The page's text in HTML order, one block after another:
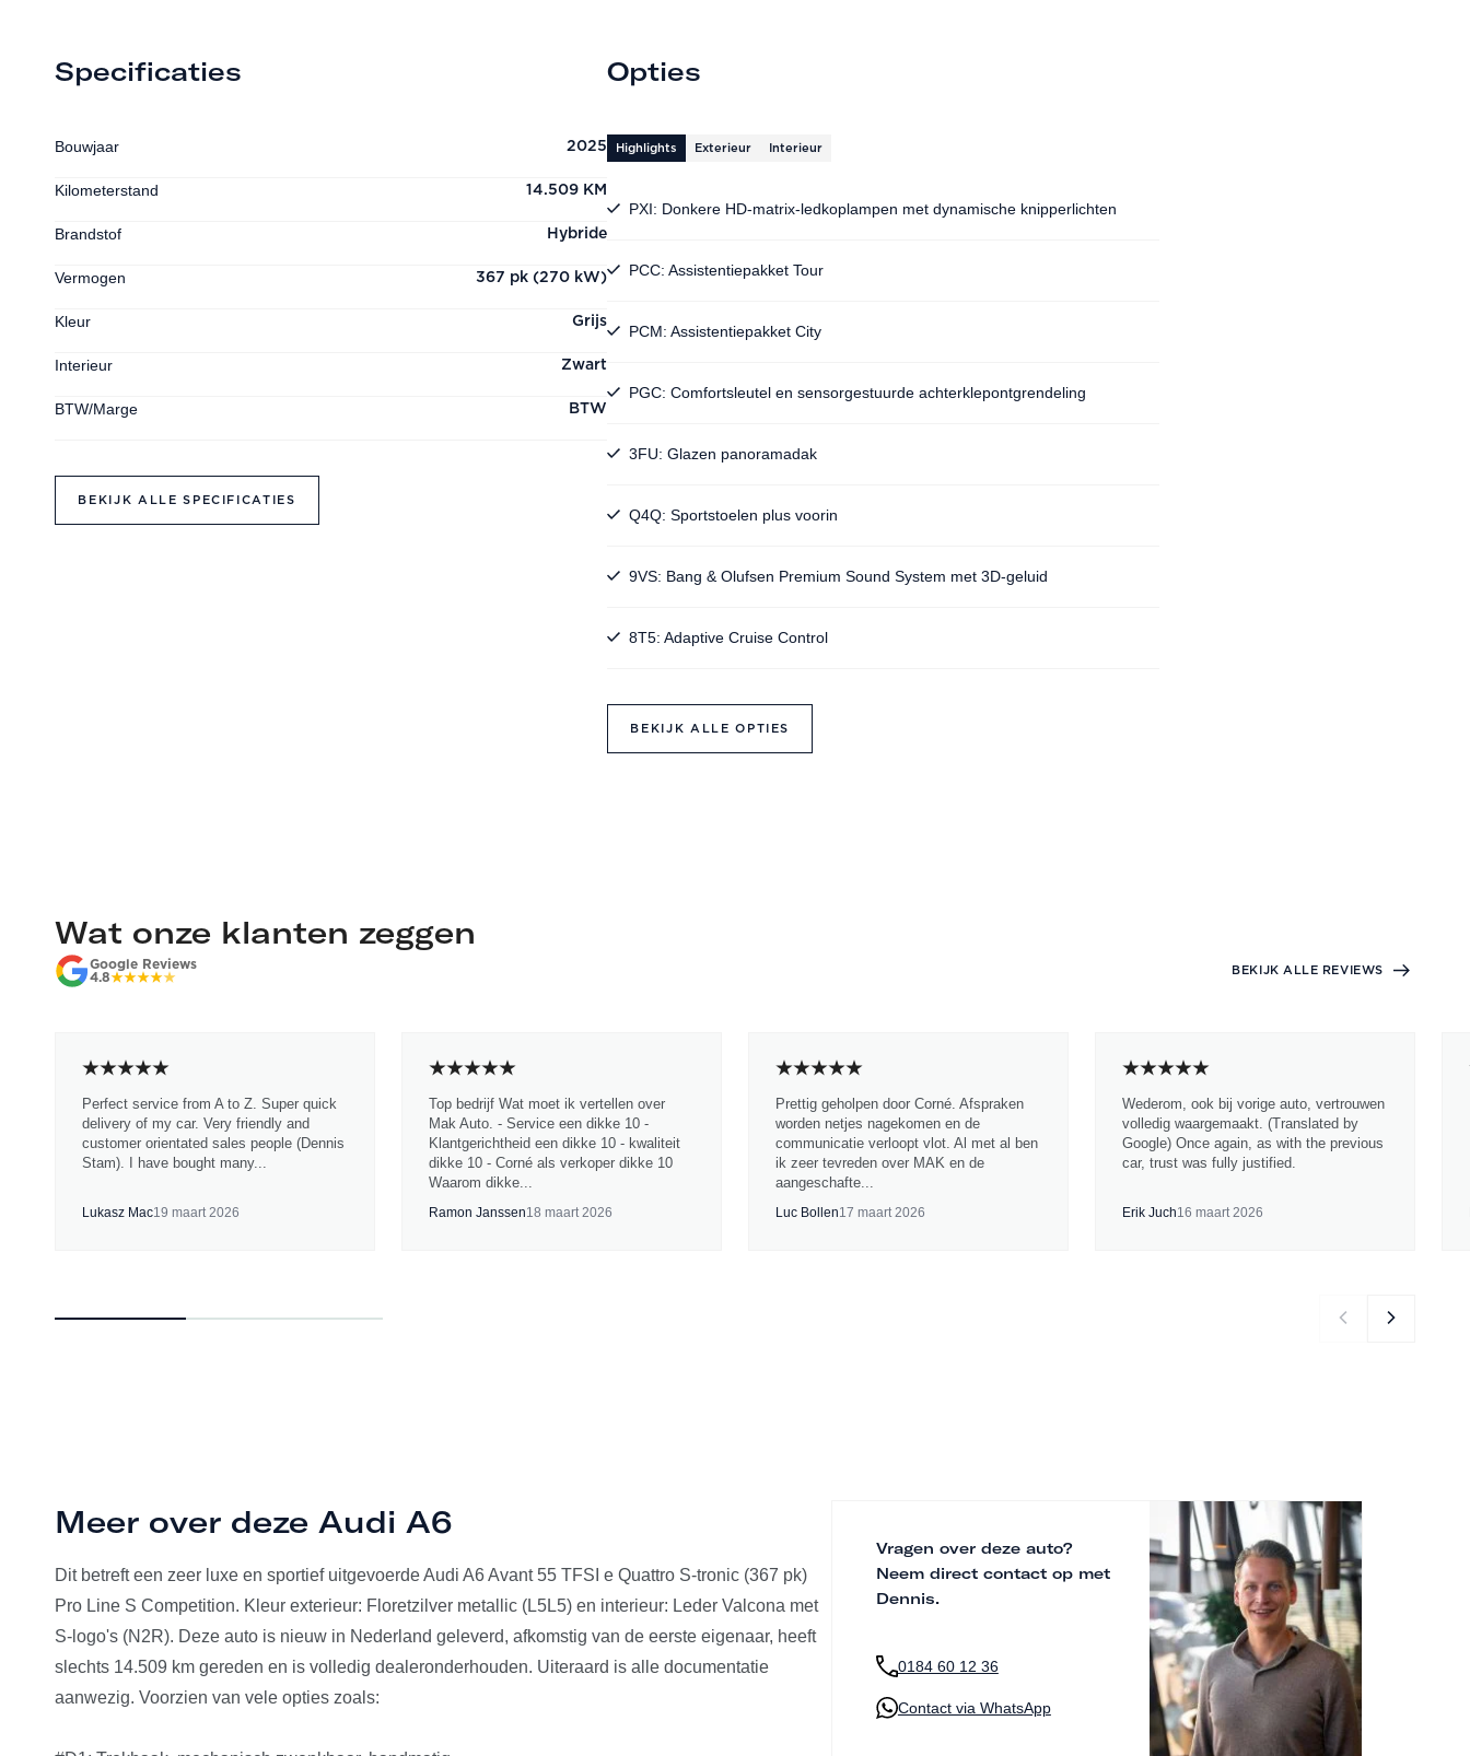
Specificaties
Bouwjaar 2025
Kilometerstand 14.509 KM
Brandstof Hybride
Vermogen 367 pk (270 kW)
Kleur Grijs
Interieur Zwart
BTW/Marge BTW
BEKIJK ALLE SPECIFICATIES
Opties
Highlights Exterieur Interieur
PXI: Donkere HD-matrix-ledkoplampen met dynamische knipperlichten
PCC: Assistentiepakket Tour
PCM: Assistentiepakket City
PGC: Comfortsleutel en sensorgestuurde achterklepontgrendeling
3FU: Glazen panoramadak
Q4Q: Sportstoelen plus voorin
9VS: Bang & Olufsen Premium Sound System met 3D-geluid
8T5: Adaptive Cruise Control
BEKIJK ALLE OPTIES
Wat onze klanten zeggen
Google Reviews
4.8
BEKIJK ALLE REVIEWS
Perfect service from A to Z. Super quick
delivery of my car. Very friendly and
customer orientated sales people (Dennis
Stam). I have bought many...
Lukasz Mac19 maart 2026
Top bedrijf Wat moet ik vertellen over
Mak Auto. - Service een dikke 10 -
Klantgerichtheid een dikke 10 - kwaliteit
dikke 10 - Corné als verkoper dikke 10
Waarom dikke...
Ramon Janssen18 maart 2026
Prettig geholpen door Corné. Afspraken
worden netjes nagekomen en de
communicatie verloopt vlot. Al met al ben
ik zeer tevreden over MAK en de
aangeschafte...
Luc Bollen17 maart 2026
Wederom, ook bij vorige auto, vertrouwen
volledig waargemaakt. (Translated by
Google) Once again, as with the previous
car, trust was fully justified.
Erik Juch16 maart 2026
Meer over deze Audi A6
Dit betreft een zeer luxe en sportief uitgevoerde Audi A6 Avant 55 TFSI e Quattro S-tronic (367 pk)
Pro Line S Competition. Kleur exterieur: Floretzilver metallic (L5L5) en interieur: Leder Valcona met
S-logo's (N2R). Deze auto is nieuw in Nederland geleverd, afkomstig van de eerste eigenaar, heeft
slechts 14.509 km gereden en is volledig dealeronderhouden. Uiteraard is alle documentatie
aanwezig. Voorzien van vele opties zoals:
Vragen over deze auto?
Neem direct contact op met
Dennis.
0184 60 12 36
Contact via WhatsApp